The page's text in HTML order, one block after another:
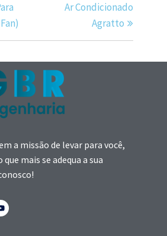
Ar Condicionado
Agratto
a missão de levar para você,
mais se adequa a sua